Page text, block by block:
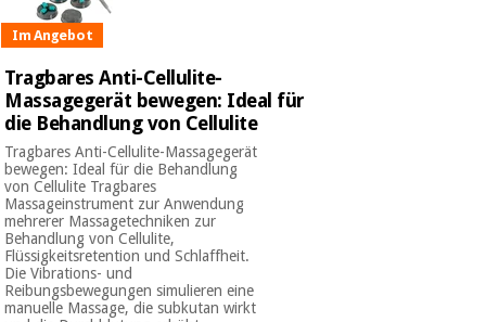
Sport
und
spiele
Sanitärkleiderschränke
Veterinärmedizin
Orthopädie
Chirurgische
instrumente
coronaviren
Aerobic,
fitness
und
pilates
Sport
und
spiele
Im Angebot
Tragbares Anti-Cellulite-
Massagegerät bewegen: Ideal für
die Behandlung von Cellulite
Tragbares Anti-Cellulite-Massagegerät
bewegen: Ideal für die Behandlung
von Cellulite Tragbares
Massageinstrument zur Anwendung
mehrerer Massagetechniken zur
Behandlung von Cellulite,
Flüssigkeitsretention und Schlaffheit.
Die Vibrations- und
Reibungsbewegungen simulieren eine
manuelle Massage, die subkutan wirkt